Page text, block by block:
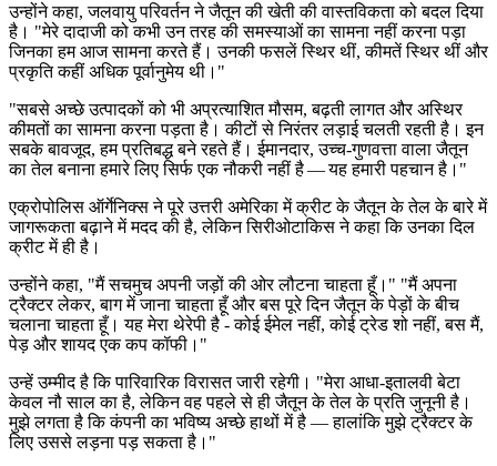
उन्होंने कहा, जलवायु परिवर्तन ने जैतून की खेती की वास्तविकता को बदल दिया
है। "मेरे दादाजी को कभी उन तरह की समस्याओं का सामना नहीं करना पड़ा
जिनका हम आज सामना करते हैं। उनकी फसलें स्थिर थीं, कीमतें स्थिर थीं और
प्रकृति कहीं अधिक पूर्वानुमेय थी।"
"सबसे अच्छे उत्पादकों को भी अप्रत्याशित मौसम, बढ़ती लागत और अस्थिर
कीमतों का सामना करना पड़ता है। कीटों से निरंतर लड़ाई चलती रहती है। इन
सबके बावजूद, हम प्रतिबद्ध बने रहते हैं। ईमानदार, उच्च-गुणवत्ता वाला जैतून
का तेल बनाना हमारे लिए सिर्फ एक नौकरी नहीं है — यह हमारी पहचान है।"
एक्रोपोलिस ऑर्गेनिक्स ने पूरे उत्तरी अमेरिका में क्रीट के जैतून के तेल के बारे में
जागरूकता बढ़ाने में मदद की है, लेकिन सिरीओटाकिस ने कहा कि उनका दिल
क्रीट में ही है।
उन्होंने कहा, "मैं सचमुच अपनी जड़ों की ओर लौटना चाहता हूँ।" "मैं अपना
ट्रैक्टर लेकर, बाग में जाना चाहता हूँ और बस पूरे दिन जैतून के पेड़ों के बीच
चलाना चाहता हूँ। यह मेरा थेरेपी है - कोई ईमेल नहीं, कोई ट्रेड शो नहीं, बस मैं,
पेड़ और शायद एक कप कॉफी।"
उन्हें उम्मीद है कि पारिवारिक विरासत जारी रहेगी। "मेरा आधा-इतालवी बेटा
केवल नौ साल का है, लेकिन वह पहले से ही जैतून के तेल के प्रति जुनूनी है।
मुझे लगता है कि कंपनी का भविष्य अच्छे हाथों में है — हालांकि मुझे ट्रैक्टर के
लिए उससे लड़ना पड़ सकता है।"